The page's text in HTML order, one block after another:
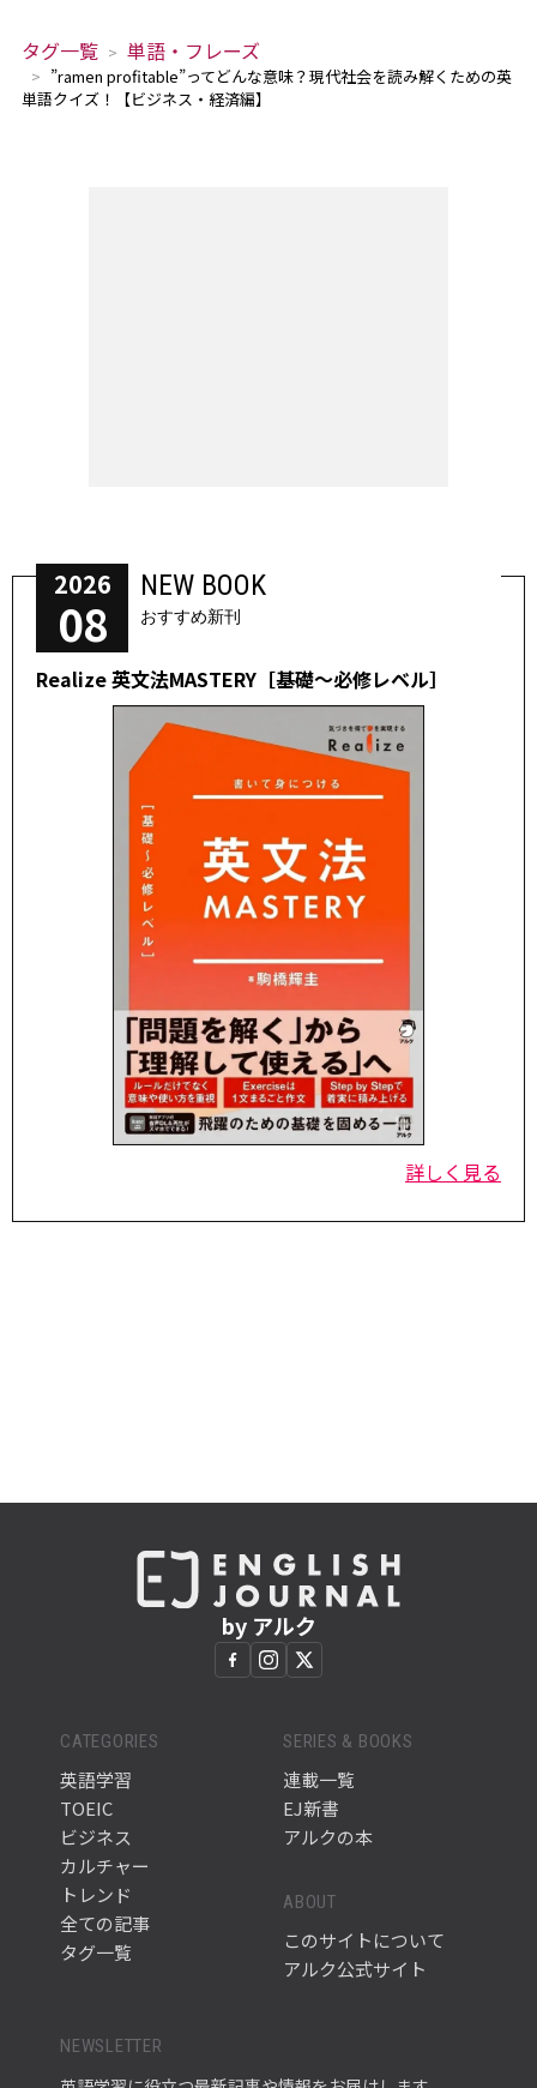
タグ一覧 単語・フレーズ
”ramen profitable”ってどんな意味？現代社会を読み解くための英
単語クイズ！【ビジネス・経済編】
2026
08
NEW BOOK
おすすめ新刊
Realize 英文法MASTERY［基礎～必修レベル］
詳しく見る
by アルク
CATEGORIES
英語学習
TOEIC
ビジネス
カルチャー
トレンド
全ての記事
タグ一覧
SERIES & BOOKS
連載一覧
EJ新書
アルクの本
ABOUT
このサイトについて
アルク公式サイト
NEWSLETTER